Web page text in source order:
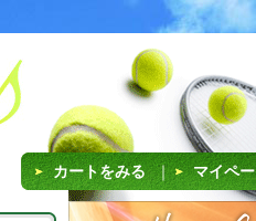
カートをみる ｜ マイペ